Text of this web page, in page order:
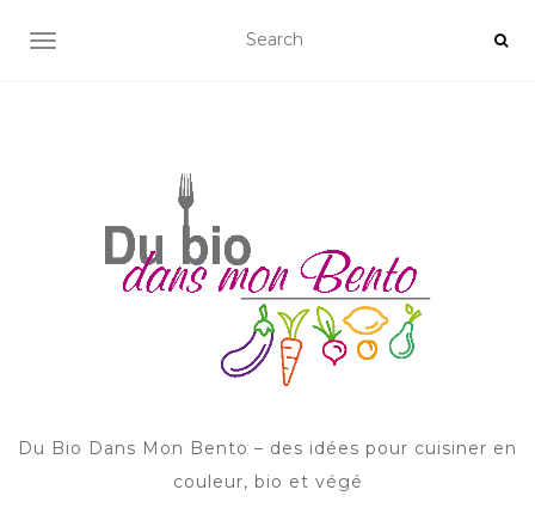
AFFICHER/MASQUER LA NAVIGATION
Du Bio Dans Mon Bento – des idées pour cuisiner en
couleur, bio et végé